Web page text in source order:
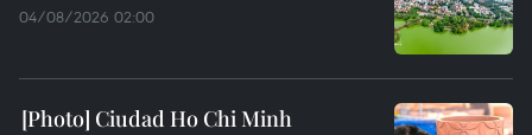
04/08/2026 02:00
Ciudad Ho Chi Minh